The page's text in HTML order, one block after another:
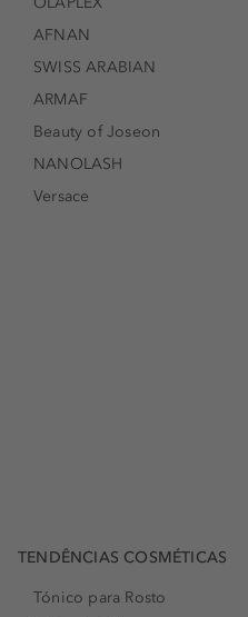
AFNAN
SWISS ARABIAN
ARMAF
Beauty of Joseon
NANOLASH
Versace
TENDÊNCIAS COSMÉTICAS
Tónico para Rosto